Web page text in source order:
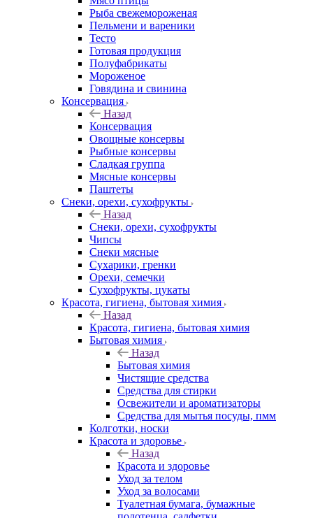
Рыба свежемороженая
Пельмени и вареники
Тесто
Готовая продукция
Полуфабрикаты
Мороженое
Говядина и свинина
Консервация
Назад
Консервация
Овощные консервы
Рыбные консервы
Сладкая группа
Мясные консервы
Паштеты
Снеки, орехи, сухофрукты
Назад
Снеки, орехи, сухофрукты
Чипсы
Снеки мясные
Сухарики, гренки
Орехи, семечки
Сухофрукты, цукаты
Красота, гигиена, бытовая химия
Назад
Красота, гигиена, бытовая химия
Бытовая химия
Назад
Бытовая химия
Чистящие средства
Средства для стирки
Освежители и ароматизаторы
Средства для мытья посуды, пмм
Колготки, носки
Красота и здоровье
Назад
Красота и здоровье
Уход за телом
Уход за волосами
Туалетная бумага, бумажные